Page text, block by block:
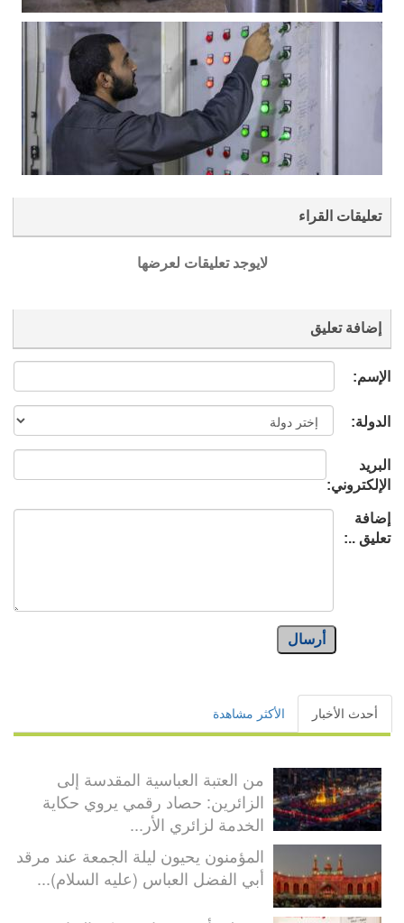
تعليقات القراء
لايوجد تعليقات لعرضها
إضافة تعليق
الإسم:
الدولة:
البريد
الإلكتروني:
إضافة
تعليق ..:
أرسال
أحدث الأخبار الأكثر مشاهدة
من العتبة العباسية المقدسة إلى
الزائرين: حصاد رقمي يروي حكاية
الخدمة لزائري الأر...
المؤمنون يحيون ليلة الجمعة عند مرقد
أبي الفضل العباس (عليه السلام)...